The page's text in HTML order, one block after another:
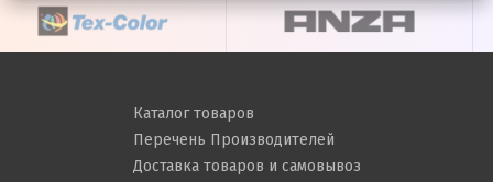
Каталог товаров
Перечень Производителей
Доставка товаров и самовывоз